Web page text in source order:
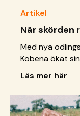
Artikel
När skörden
Med nya
Kobena ökat
tillgång till mat.
Läs mer här